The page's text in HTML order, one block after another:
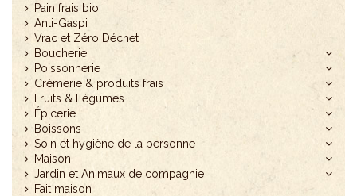
Pain frais bio
Anti-Gaspi
Vrac et Zéro Déchet !
Boucherie
Poissonnerie
Crémerie & produits frais
Fruits & Légumes
Épicerie
Boissons
Soin et hygiène de la personne
Maison
Jardin et Animaux de compagnie
Fait maison